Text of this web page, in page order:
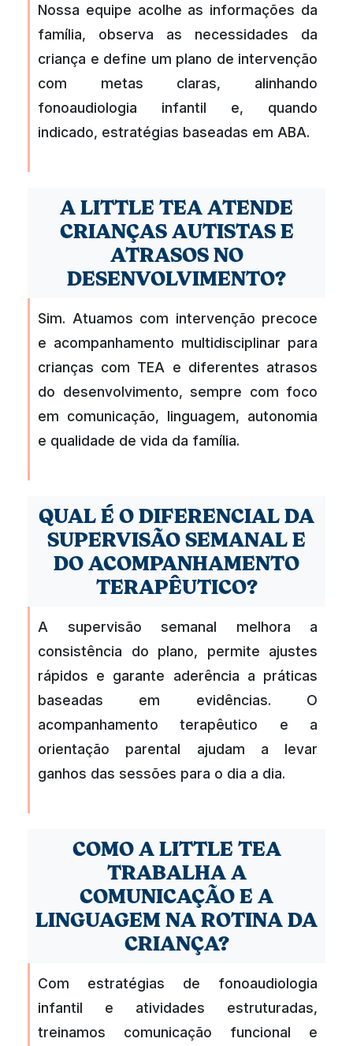
Nossa equipe acolhe as informações da
família, observa as necessidades da
criança e define um plano de intervenção
com metas claras, alinhando
fonoaudiologia infantil e, quando
indicado, estratégias baseadas em ABA.
A LITTLE TEA ATENDE
CRIANÇAS AUTISTAS E
ATRASOS NO
DESENVOLVIMENTO?
Sim. Atuamos com intervenção precoce
e acompanhamento multidisciplinar para
crianças com TEA e diferentes atrasos
do desenvolvimento, sempre com foco
em comunicação, linguagem, autonomia
e qualidade de vida da família.
QUAL É O DIFERENCIAL DA
SUPERVISÃO SEMANAL E
DO ACOMPANHAMENTO
TERAPÊUTICO?
A supervisão semanal melhora a
consistência do plano, permite ajustes
rápidos e garante aderência a práticas
baseadas em evidências. O
acompanhamento terapêutico e a
orientação parental ajudam a levar
ganhos das sessões para o dia a dia.
COMO A LITTLE TEA
TRABALHA A
COMUNICAÇÃO E A
LINGUAGEM NA ROTINA DA
CRIANÇA?
Com estratégias de fonoaudiologia
infantil e atividades estruturadas,
treinamos comunicação funcional e